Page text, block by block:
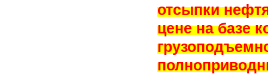
отсыпки
цене на базе